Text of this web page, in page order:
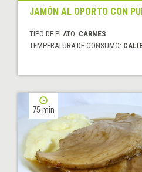
JAMÓN AL OPORTO CON
TIPO DE PLATO: CARNES
TEMPERATURA DE CONSUMO:
75 min